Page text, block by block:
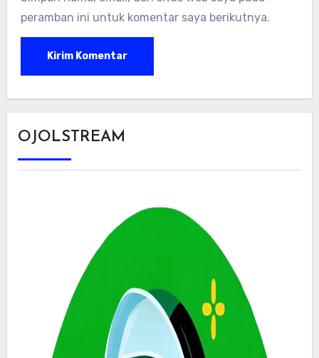
peramban ini untuk komentar saya berikutnya.
OJOLSTREAM